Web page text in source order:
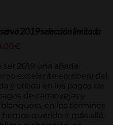
2019 selección limitada
€
precios:
desde
45.54€
hasta
253.00€
ser 2019 una añada
excelente en ribera del
y criada en los pagos de
de carraovejas y
en los términos
querido ir más allá